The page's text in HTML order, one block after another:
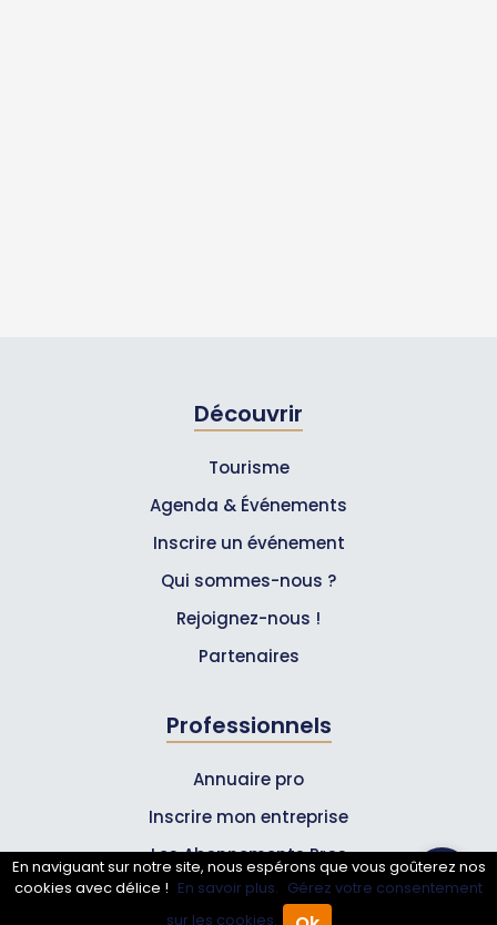
Découvrir
Tourisme
Agenda & Événements
Inscrire un événement
Qui sommes-nous ?
Rejoignez-nous !
Partenaires
Professionnels
Annuaire pro
Inscrire mon entreprise
Les Abonnements Pros
En naviguant sur notre site, nous espérons que vous goûterez nos
cookies avec délice ! En savoir plus. Gérez votre consentement
sur les cookies.